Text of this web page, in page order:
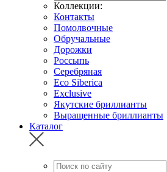
Коллекции:
Контакты
Помолвочные
Обручальные
Дорожки
Россыпь
Серебряная
Eco Siberica
Exclusive
Якутские бриллианты
Выращенные бриллианты
Каталог